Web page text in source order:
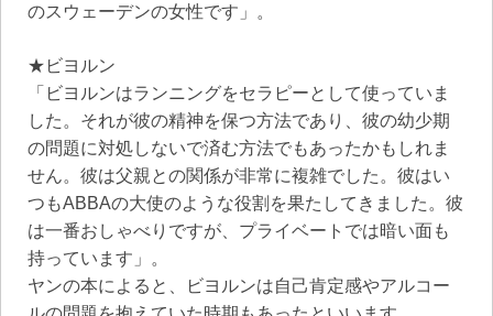
のスウェーデンの女性です」。
★ビヨルン
「ビヨルンはランニングをセラピーとして使っていま
した。それが彼の精神を保つ方法であり、彼の幼少期
の問題に対処しないで済む方法でもあったかもしれま
せん。彼は父親との関係が非常に複雑でした。彼はい
つもABBAの大使のような役割を果たしてきました。彼
は一番おしゃべりですが、プライベートでは暗い面も
持っています」。
ヤンの本によると、ビヨルンは自己肯定感やアルコー